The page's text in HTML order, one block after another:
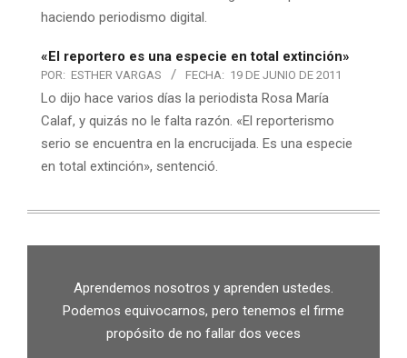
haciendo periodismo digital.
«El reportero es una especie en total extinción»
POR: ESTHER VARGAS FECHA: 19 DE JUNIO DE 2011
Lo dijo hace varios días la periodista Rosa María
Calaf, y quizás no le falta razón. «El reporterismo
serio se encuentra en la encrucijada. Es una especie
en total extinción», sentenció.
Aprendemos nosotros y aprenden ustedes.
Podemos equivocarnos, pero tenemos el firme
propósito de no fallar dos veces